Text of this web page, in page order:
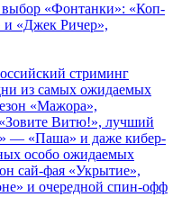
выбор «Фонтанки»: «Коп-
и «Джек Ричер»,
стриминг
из самых ожидаемых
«Мажора»,
Витю!», лучший
— «Паша» и даже кибер-
особо ожидаемых
сай-фая «Укрытие»,
и очередной спин-офф